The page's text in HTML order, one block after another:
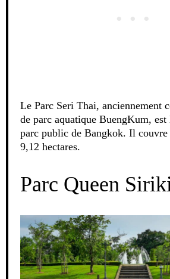
Le Parc Seri Thai, anciennement
de parc aquatique BuengKum, est
parc public de Bangkok. Il couvre
9,12 hectares.
Parc Queen